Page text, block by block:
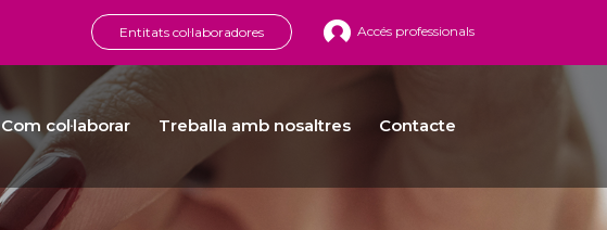
Entitats col·laboradores Accés professionals
Com col·laborar Treballa amb nosaltres Contacte